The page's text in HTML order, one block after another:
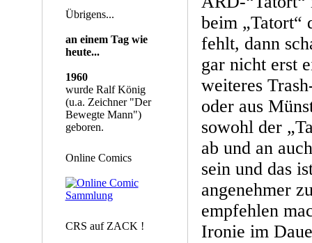
Übrigens...
an einem Tag wie
heute...
1960
wurde Ralf König
(u.a. Zeichner "Der
Bewegte Mann")
geboren.
Online Comics
CRS auf ZACK !
beim „Tatort“
fehlt, dann
gar nicht erst
weiteres
oder aus
sowohl der
ab und an
sein und das
angenehmer
empfehlen
Ironie im